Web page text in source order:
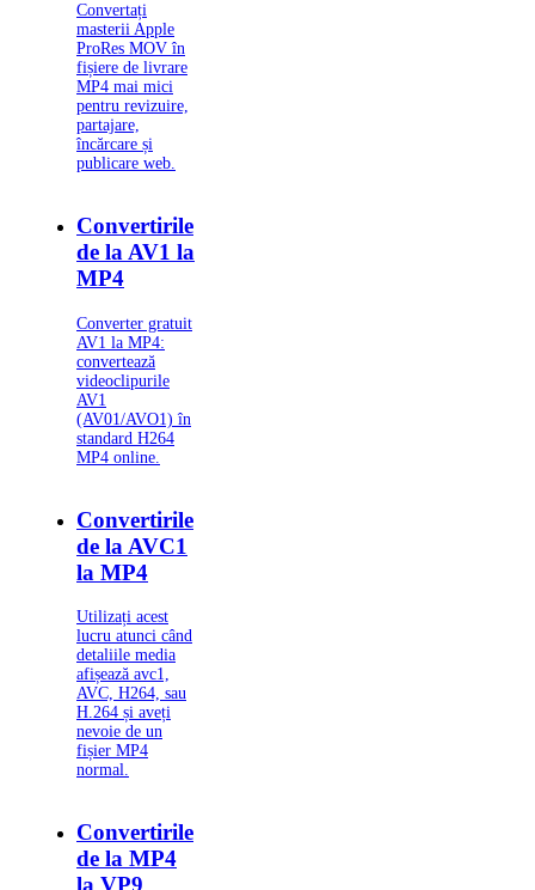
Convertați
masterii Apple
ProRes MOV în
fișiere de livrare
MP4 mai mici
pentru revizuire,
partajare,
încărcare și
publicare web.
Convertirile
de la AV1 la
MP4
Converter gratuit
AV1 la MP4:
convertează
videoclipurile
AV1
(AV01/AVO1) în
standard H264
MP4 online.
Convertirile
de la AVC1
la MP4
Utilizați acest
lucru atunci când
detaliile media
afișează avc1,
AVC, H264, sau
H.264 și aveți
nevoie de un
fișier MP4
normal.
Convertirile
de la MP4
la VP9